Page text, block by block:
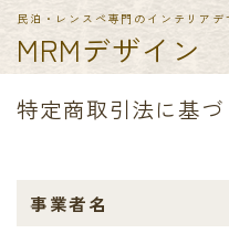
MRMデザイン
民泊・レンスペ専門のインテリアデ
MENU
納入実績
特定商取引法に基
事業者名